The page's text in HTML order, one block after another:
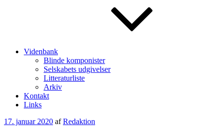
Videnbank
Blinde komponister
Selskabets udgivelser
Litteraturliste
Arkiv
Kontakt
Links
Udgivet
17. januar 2020 afRedaktion